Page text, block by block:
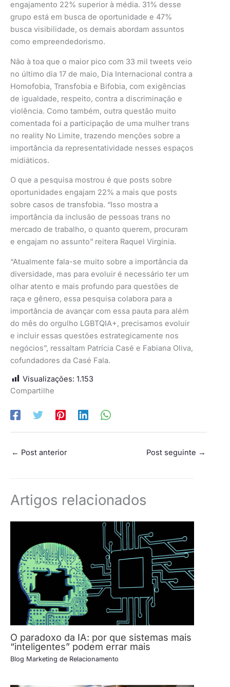
engajamento 22% superior à média. 31% desse
grupo está em busca de oportunidade e 47%
busca visibilidade, os demais abordam assuntos
como empreendedorismo.
Não à toa que o maior pico com 33 mil tweets veio
no último dia 17 de maio, Dia Internacional contra a
Homofobia, Transfobia e Bifobia, com exigências
de igualdade, respeito, contra a discriminação e
violência. Como também, outra questão muito
comentada foi a participação de uma mulher trans
no reality No Limite, trazendo menções sobre a
importância da representatividade nesses espaços
midiáticos.
O que a pesquisa mostrou é que posts sobre
oportunidades engajam 22% a mais que posts
sobre casos de transfobia. “Isso mostra a
importância da inclusão de pessoas trans no
mercado de trabalho, o quanto querem, procuram
e engajam no assunto” reitera Raquel Virgínia.
“Atualmente fala-se muito sobre a importância da
diversidade, mas para evoluir é necessário ter um
olhar atento e mais profundo para questões de
raça e gênero, essa pesquisa colabora para a
importância de avançar com essa pauta para além
do mês do orgulho LGBTQIA+, precisamos evoluir
e incluir essas questões estrategicamente nos
negócios”, ressaltam Patrícia Casé e Fabiana Oliva,
cofundadores da Casé Fala.
Visualizações: 1.153
Compartilhe
← Post anterior Post seguinte →
Artigos relacionados
O paradoxo da IA: por que sistemas mais
“inteligentes” podem errar mais
Blog Marketing de Relacionamento